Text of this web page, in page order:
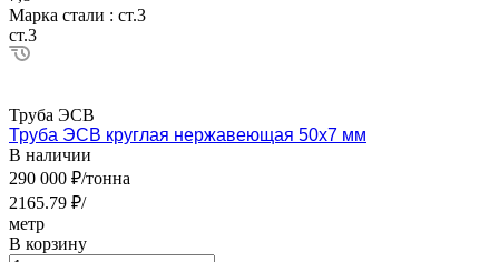
Марка стали : ст.3
ст.3
Труба ЭСВ
Труба ЭСВ круглая нержавеющая 50х7 мм
В наличии
290 000 ₽/тонна
2165.79 ₽/
метр
В корзину